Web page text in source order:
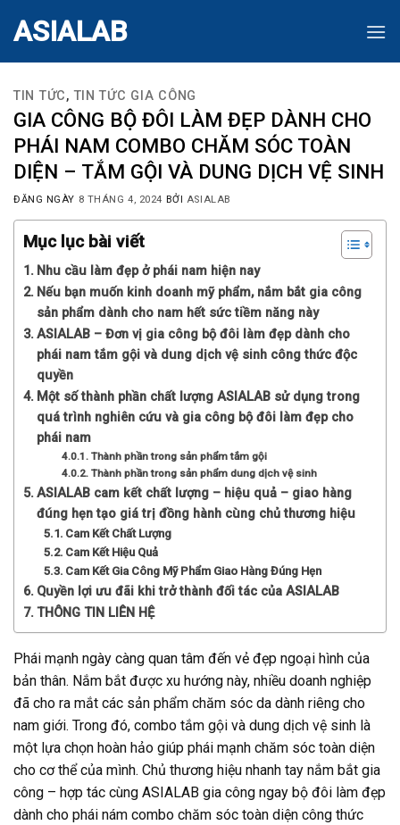
ASIALAB
TIN TỨC,TIN TỨC GIA CÔNG
GIA CÔNG BỘ ĐÔI LÀM ĐẸP DÀNH CHO
PHÁI NAM COMBO CHĂM SÓC TOÀN
DIỆN – TẮM GỘI VÀ DUNG DỊCH VỆ SINH
ĐĂNG NGÀY 8 THÁNG 4, 2024 BỞI ASIALAB
Mục lục bài viết
Nhu cầu làm đẹp ở phái nam hiện nay
Nếu bạn muốn kinh doanh mỹ phẩm, nắm bắt gia công
sản phẩm dành cho nam hết sức tiềm năng này
ASIALAB – Đơn vị gia công bộ đôi làm đẹp dành cho
phái nam tắm gội và dung dịch vệ sinh công thức độc
quyền
Một số thành phần chất lượng ASIALAB sử dụng trong
quá trình nghiên cứu và gia công bộ đôi làm đẹp cho
phái nam
Thành phần trong sản phẩm tắm gội
Thành phần trong sản phẩm dung dịch vệ sinh
ASIALAB cam kết chất lượng – hiệu quả – giao hàng
đúng hẹn tạo giá trị đồng hành cùng chủ thương hiệu
Cam Kết Chất Lượng
Cam Kết Hiệu Quả
Cam Kết Gia Công Mỹ Phẩm Giao Hàng Đúng Hẹn
Quyền lợi ưu đãi khi trở thành đối tác của ASIALAB
THÔNG TIN LIÊN HỆ
Phái mạnh ngày càng quan tâm đến vẻ đẹp ngoại hình của
bản thân. Nắm bắt được xu hướng này, nhiều doanh nghiệp
đã cho ra mắt các sản phẩm chăm sóc da dành riêng cho
nam giới. Trong đó, combo tắm gội và dung dịch vệ sinh là
một lựa chọn hoàn hảo giúp phái mạnh chăm sóc toàn diện
cho cơ thể của mình. Chủ thương hiệu nhanh tay nắm bắt gia
công – hợp tác cùng ASIALAB gia công ngay bộ đôi làm đẹp
dành cho phái nám combo chăm sóc toàn diện công thức